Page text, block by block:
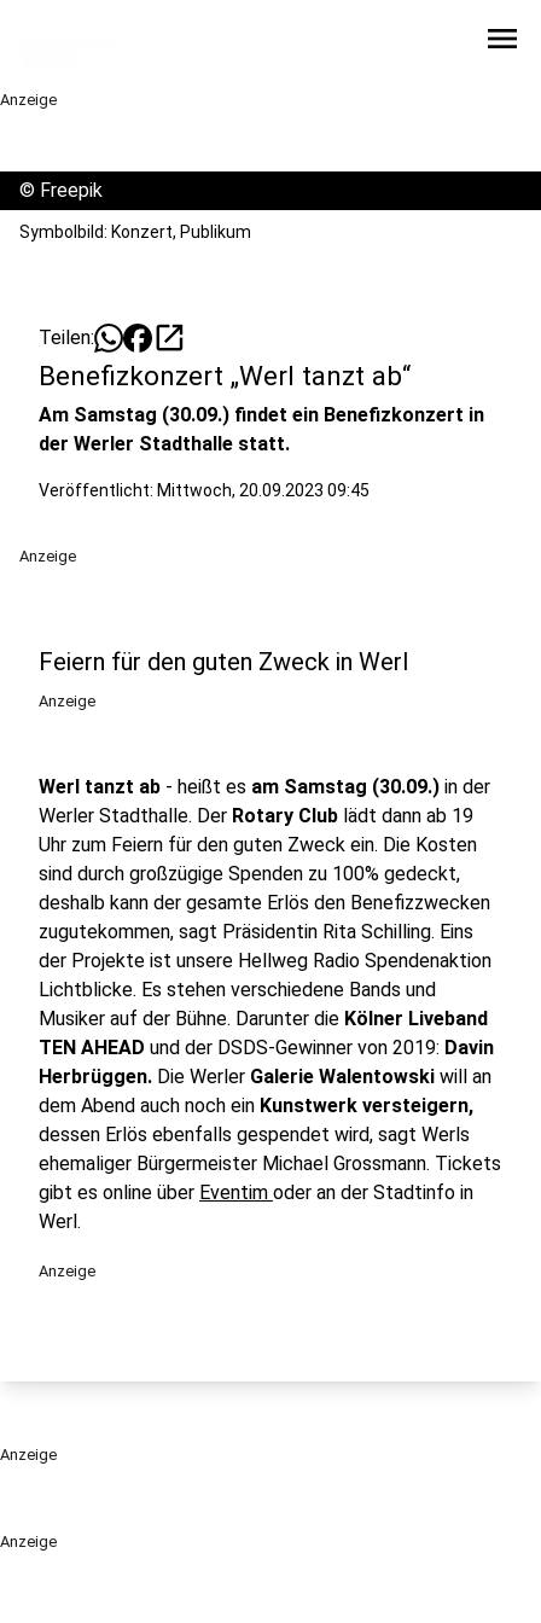
menu
Anzeige
Anzeige
© Freepik
Symbolbild: Konzert, Publikum
Teilen: open_in_new
Benefizkonzert „Werl tanzt ab“
Am Samstag (30.09.) findet ein Benefizkonzert in
der Werler Stadthalle statt.
Veröffentlicht: Mittwoch, 20.09.2023 09:45
Anzeige
Feiern für den guten Zweck in Werl
Anzeige
Werl tanzt ab - heißt es am Samstag (30.09.) in der
Werler Stadthalle. Der Rotary Club lädt dann ab 19
Uhr zum Feiern für den guten Zweck ein. Die Kosten
sind durch großzügige Spenden zu 100% gedeckt,
deshalb kann der gesamte Erlös den Benefizzwecken
zugutekommen, sagt Präsidentin Rita Schilling. Eins
der Projekte ist unsere Hellweg Radio Spendenaktion
Lichtblicke. Es stehen verschiedene Bands und
Musiker auf der Bühne. Darunter die Kölner Liveband
TEN AHEAD und der DSDS-Gewinner von 2019: Davin
Herbrüggen. Die Werler Galerie Walentowski will an
dem Abend auch noch ein Kunstwerk versteigern,
dessen Erlös ebenfalls gespendet wird, sagt Werls
ehemaliger Bürgermeister Michael Grossmann. Tickets
gibt es online über Eventim oder an der Stadtinfo in
Werl.
Anzeige
Anzeige